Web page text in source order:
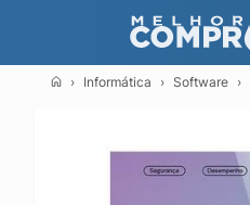
Informática Software